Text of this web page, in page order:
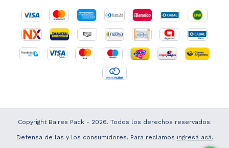
Copyright Baires Pack - 2026. Todos los derechos reservados.
Defensa de las y los consumidores. Para reclamos ingresá acá.